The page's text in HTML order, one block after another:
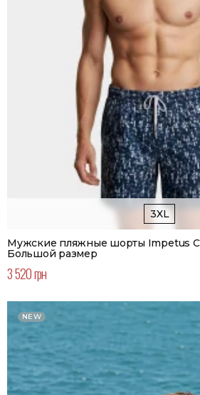
3XL
Мужские пляжные шорты Impetus
Большой размер
3 520 грн
NEW